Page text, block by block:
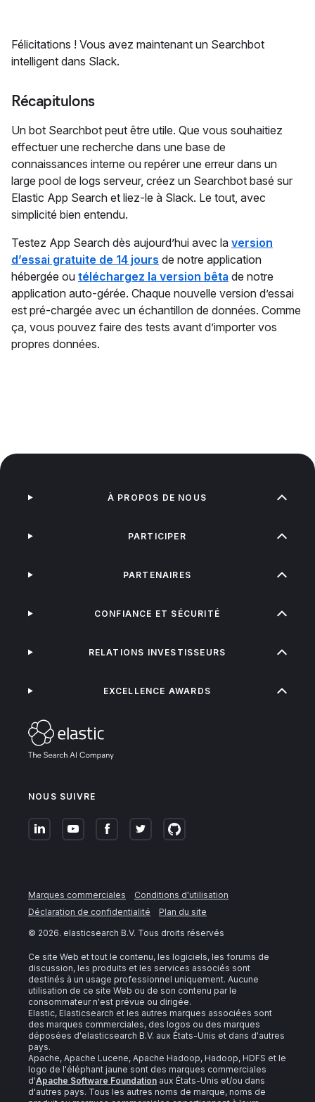
Félicitations ! Vous avez maintenant un Searchbot
intelligent dans Slack.
Récapitulons
Un bot Searchbot peut être utile. Que vous souhaitiez
effectuer une recherche dans une base de
connaissances interne ou repérer une erreur dans un
large pool de logs serveur, créez un Searchbot basé sur
Elastic App Search et liez-le à Slack. Le tout, avec
simplicité bien entendu.
Testez App Search dès aujourd’hui avec la version
d’essai gratuite de 14 jours de notre application
hébergée ou téléchargez la version bêta de notre
application auto-gérée. Chaque nouvelle version d’essai
est pré-chargée avec un échantillon de données. Comme
ça, vous pouvez faire des tests avant d’importer vos
propres données.
NOUS SUIVRE
À PROPOS DE NOUS
PARTICIPER
PARTENAIRES
CONFIANCE ET SÉCURITÉ
RELATIONS INVESTISSEURS
EXCELLENCE AWARDS
Marques commerciales
Conditions d'utilisation
Déclaration de confidentialité
Plan du site
© 2026. elasticsearch B.V. Tous droits réservés
Ce site Web et tout le contenu, les logiciels, les forums de
discussion, les produits et les services associés sont
destinés à un usage professionnel uniquement. Aucune
utilisation de ce site Web ou de son contenu par le
consommateur n'est prévue ou dirigée.
Elastic, Elasticsearch et les autres marques associées sont
des marques commerciales, des logos ou des marques
déposées d'elasticsearch B.V. aux États-Unis et dans d'autres
pays.
Apache, Apache Lucene, Apache Hadoop, Hadoop, HDFS et le
logo de l'éléphant jaune sont des marques commerciales
d'Apache Software Foundation aux États-Unis et/ou dans
d'autres pays. Tous les autres noms de marque, noms de